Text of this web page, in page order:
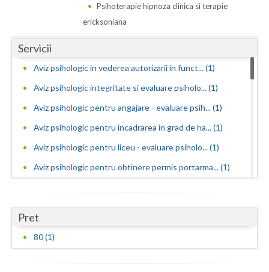
Giurgiu
Hunedoara
Ialomita
Maramures
Mehedinti
Psihoterapie hipnoza clinica si terapie
ericksoniana
Servicii
Aviz psihologic in vederea autorizarii in funct... (1)
Aviz psihologic integritate si evaluare psiholo... (1)
Aviz psihologic pentru angajare - evaluare psih... (1)
Aviz psihologic pentru incadrarea in grad de ha... (1)
Aviz psihologic pentru liceu - evaluare psiholo... (1)
Aviz psihologic pentru obtinere permis portarma... (1)
Aviz psihologic pentru ocuparea functiilor publ... (1)
Aviz psihologic pentru scoala - evaluare psihol... (1)
Pret
80 (1)